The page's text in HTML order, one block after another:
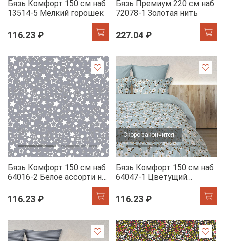
Бязь Комфорт 150 см наб
13514-5 Мелкий горошек
116.23 ₽
Бязь Премиум 220 см наб
72078-1 Золотая нить
227.04 ₽
Бязь Комфорт 150 см наб
64016-2 Белое ассорти на
116.23 ₽
Скоро закончится
Бязь Комфорт 150 см наб
64047-1 Цветущий
116.23 ₽